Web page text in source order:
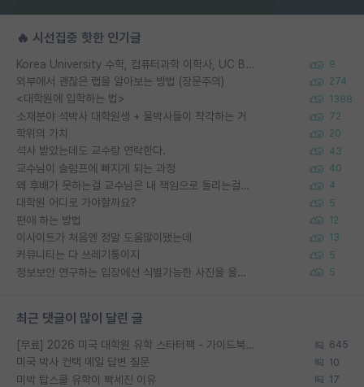
🔥 시선집중 핫한 인기글
Korea University 수학, 컴퓨터과학 이학사, UC Berkeley 산업공학 대학원 공학박사가 되는 것은 쉽지 않겠죠? 9
외부에서 괜찮은 랩을 알아보는 방법 (장문주의) 274
<대학원에 입학하는 법> 1388
소재분야 석박사 대학원생 + 물박사들이 착각하는 거 72
학위의 가치 20
석사 받았는데도 교수랑 연락한다. 43
교수님이 슬럼프에 빠지게 되는 과정 40
왜 후배가 못하는걸 교수님은 내 책임으로 돌리는걸까요? 4
대학원 어디로 가야할까요? 5
편애 하는 방법 12
이사이트가 처음엔 정말 도움많이됐는데 13
커뮤니티는 다 쓰레기통이지 5
정보보안 연구하는 입장에선 식별가능한 사진을 올리는건 비추이긴함 5
최근 댓글이 많이 달린 글
[무료] 2026 미국 대학원 유학 스타터팩 - 가이드북 & 합격자 컨택메일 템플릿 645
미국 박사 컨택 메일 답변 질문 10
미박 탑스쿨 유학이 빡세진 이유 17